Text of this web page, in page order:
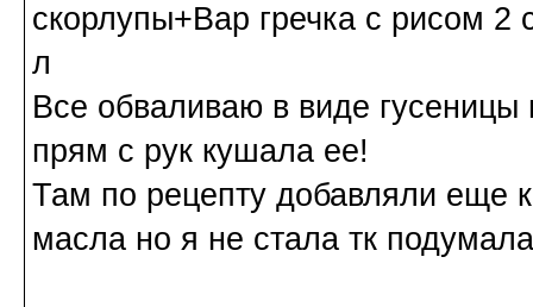
скорлупы+Вар гречка с рисом 2
л
Все обваливаю в виде
прям с рук кушала ее!
Там по рецепту добавляли еще
масла но я не стала тк